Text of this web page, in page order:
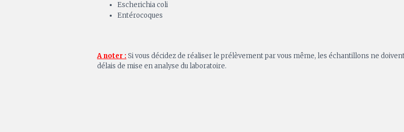
Escherichia coli
Entérocoques
A noter : Si vous décidez de réaliser le prélèvement par vous même, les échantillons ne
délais de mise en analyse du laboratoire.